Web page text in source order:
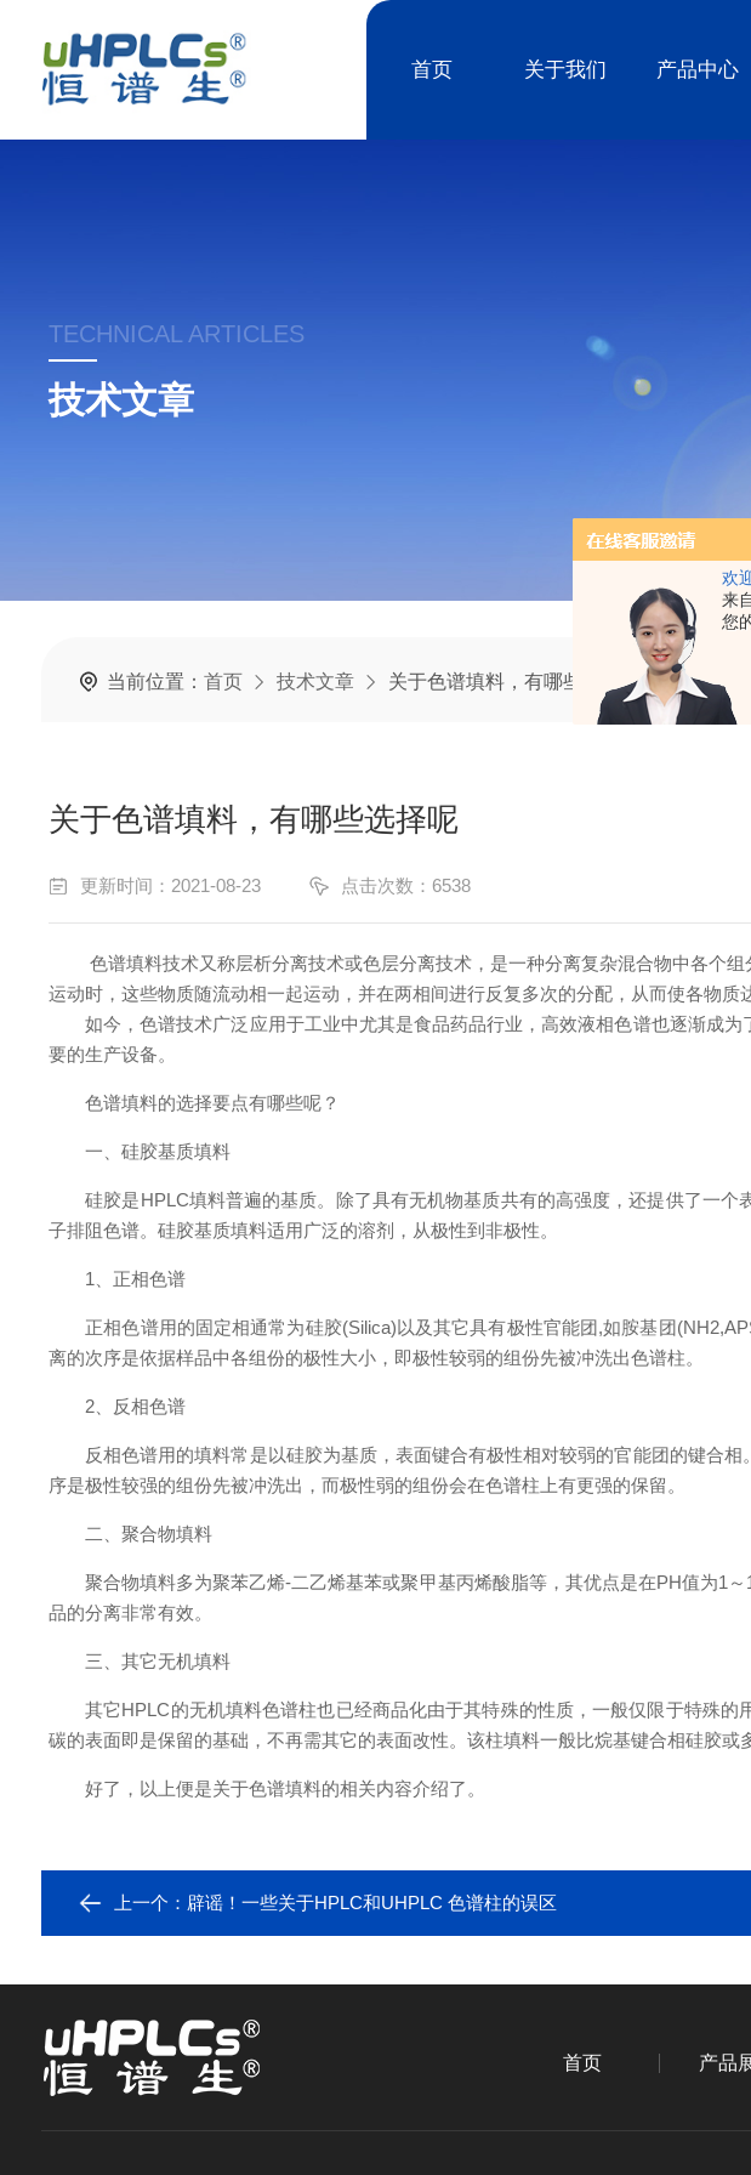
欢
来
您
首页 关于我们 产品中心
TECHNICAL ARTICLES
技术文章
当前位置： 首页 技术文章 关于色谱填料，有哪些选择呢
关于色谱填料，有哪些选择呢
更新时间：2021-08-23 点击次数：6538
色谱填料技术又称层析分离技术或色层分离技术，是一种分离复杂混合物中各个组
运动时，这些物质随流动相一起运动，并在两相间进行反复多次的分配，从而使各物质
如今，色谱技术广泛应用于工业中尤其是食品药品行业，高效液相色谱也逐渐成为
要的生产设备。
色谱填料的选择要点有哪些呢？
一、硅胶基质填料
硅胶是HPLC填料普遍的基质。除了具有无机物基质共有的高强度，还提供了一个
子排阻色谱。硅胶基质填料适用广泛的溶剂，从极性到非极性。
1、正相色谱
正相色谱用的固定相通常为硅胶(Silica)以及其它具有极性官能团,如胺基团
离的次序是依据样品中各组份的极性大小，即极性较弱的组份先被冲洗出色谱柱。
2、反相色谱
反相色谱用的填料常是以硅胶为基质，表面键合有极性相对较弱的官能团的键合相
序是极性较强的组份先被冲洗出，而极性弱的组份会在色谱柱上有更强的保留。
二、聚合物填料
聚合物填料多为聚苯乙烯-二乙烯基苯或聚甲基丙烯酸脂等，其优点是在PH值为1～
品的分离非常有效。
三、其它无机填料
其它HPLC的无机填料色谱柱也已经商品化由于其特殊的性质，一般仅限于特殊的
碳的表面即是保留的基础，不再需其它的表面改性。该柱填料一般比烷基键合相硅胶或
好了，以上便是关于色谱填料的相关内容介绍了。
上一个： 辟谣！一些关于HPLC和UHPLC 色谱柱的误区
首页 产品